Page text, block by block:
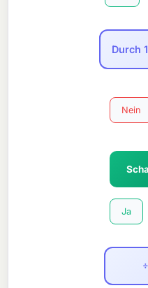
Durch
Nein
Ja